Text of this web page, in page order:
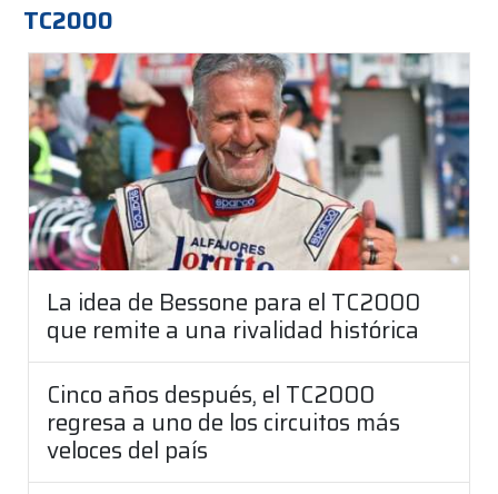
TC2000
La idea de Bessone para el TC2000
que remite a una rivalidad histórica
Cinco años después, el TC2000
regresa a uno de los circuitos más
veloces del país